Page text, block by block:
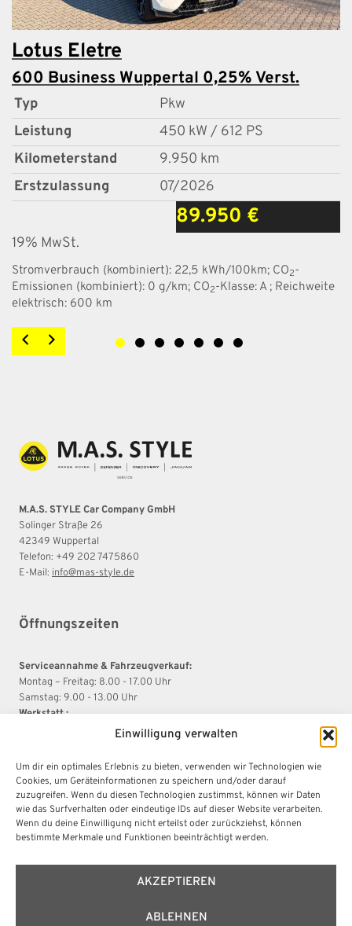
Einwilligung verwalten
Um dir ein optimales Erlebnis zu bieten, verwenden wir Technologien wie
Cookies, um Geräteinformationen zu speichern und/oder darauf
zuzugreifen. Wenn du diesen Technologien zustimmst, können wir Daten
wie das Surfverhalten oder eindeutige IDs auf dieser Website verarbeiten.
Wenn du deine Einwilligung nicht erteilst oder zurückziehst, können
bestimmte Merkmale und Funktionen beeinträchtigt werden.
AKZEPTIEREN
ABLEHNEN
LotusEletre
600 Business Wuppertal 0,25% Verst.
Typ
Pkw
Leistung
450 kW / 612 PS
Kilometerstand
9.950 km
Erstzulassung
07/2026
89.950 €
19% MwSt.
Stromverbrauch (kombiniert): 22,5 kWh/100km; CO2-
Emissionen (kombiniert): 0 g/km; CO2-Klasse: A ; Reichweite
elektrisch: 600 km
M.A.S. STYLE Car Company GmbH
Solinger Straße 26
42349 Wuppertal
Telefon: +49 202 7475860
E-Mail: info@mas-style.de
Öffnungszeiten
Serviceannahme & Fahrzeugverkauf:
Montag – Freitag: 8.00 - 17.00 Uhr
Samstag: 9.00 - 13.00 Uhr
Werkstatt :
Montag – Donnerstag: 08.00 - 16.45 Uhr
Rechtliches
Impressum